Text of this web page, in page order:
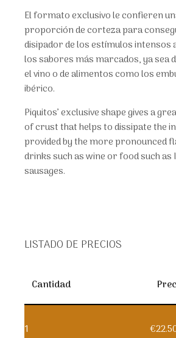
El formato exclusivo le confieren
proporción de corteza para
disipador de los estímulos
los sabores más marcados, ya sea
el vino o de alimentos como los
ibérico.
Piquitos’ exclusive shape gives a
of crust that helps to dissipate the
provided by the more pronounced
drinks such as wine or food such
sausages.
LISTADO DE PRECIOS
Cantidad
1 €